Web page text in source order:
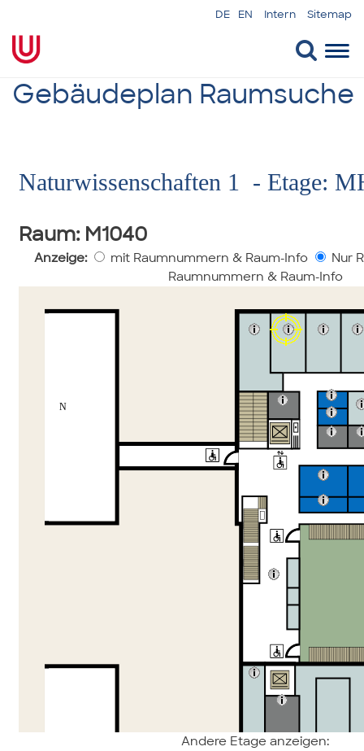
DE EN Intern Sitemap
Gebäudeplan Raumsuche
Naturwissenschaften 1 - Etage:
Raum: M1040
Anzeige: mit Raumnummern & Raum-Info
Nur
Raumnummern & Raum-Info
Andere Etage anzeigen: